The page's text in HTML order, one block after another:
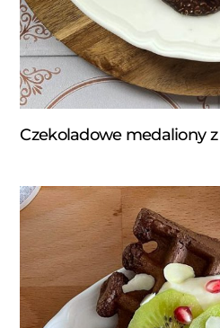
Czekoladowe medaliony